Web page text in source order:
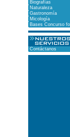
Biografías
Naturaleza
Gastronomía
Micología
Bases Concurso
Contáctanos